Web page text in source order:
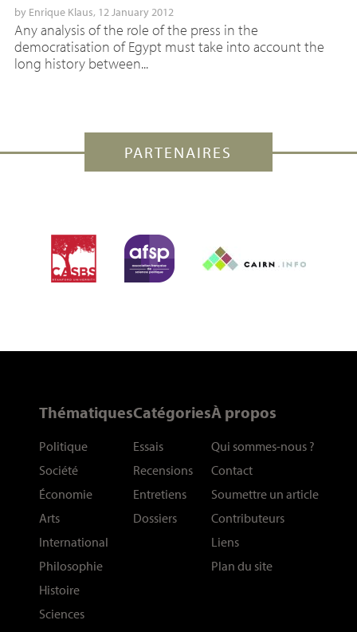
by Enrique Klaus, 12 January 2012
Any analysis of the role of the press in the
democratisation of Egypt must take into account the
long history between...
PARTENAIRES
Thématiques
Politique
Société
Économie
Arts
International
Philosophie
Histoire
Sciences
Catégories
Essais
Recensions
Entretiens
Dossiers
À propos
Qui sommes-nous ?
Contact
Soumettre un article
Contributeurs
Liens
Plan du site